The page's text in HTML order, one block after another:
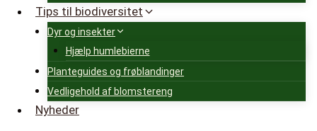
Tips til biodiversitet
Dyr og insekter
Hjælp humlebierne
Planteguides og frøblandinger
Vedligehold af blomstereng
Nyheder